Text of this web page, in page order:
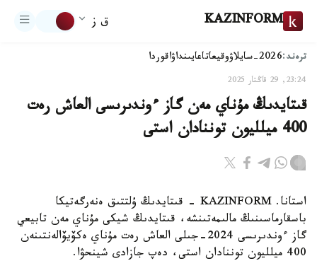
KAZINFORM ق ز
ترەند:2026-سايلاۋ وقيعاتاعايىنداۋاقوردا
23:24, 29 قاڭتار 2025
قىتايدىڭ مۇناي مەن گاز ءوندىرىسى العاش رەت
400 ميلليون توننادان استى
استانا. KAZINFORM - قىتايدىڭ ۇلتتىق ەنەرگەتيكا
باسقارماسىنىڭ مالىمەتىنشە، قىتايدىڭ شيكى مۇناي مەن تابيعي
گاز ءوندىرىسى 2024-جىلى العاش رەت مۇناي ەكۆيۆالەنتىنەن
400 ميلليون توننادان استى، دەپ جازادى شينحۋا.